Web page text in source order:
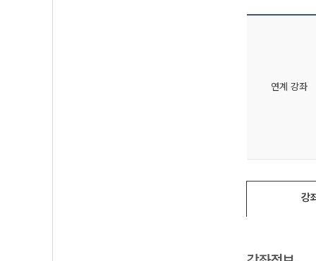
연계 강좌
강